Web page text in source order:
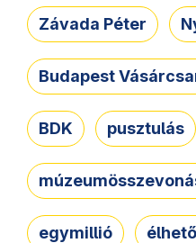
Závada Péter
Budapest
BDK pusztulás
egymillió